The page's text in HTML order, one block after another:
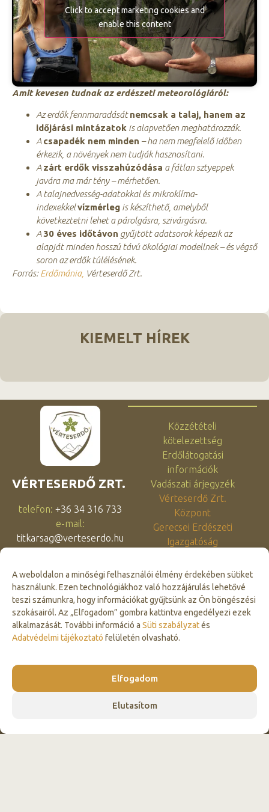
A weboldalon a minőségi felhasználói élmény érdekében sütiket
használunk. Ezen technológiákhoz való hozzájárulás lehetővé
teszi számunkra, hogy információkat gyűjtsünk az Ön böngészési
szokásairól. Az „Elfogadom” gombra kattintva engedélyezi ezek
alkalmazását. További információ a Süti szabályzatés
Adatvédelmi tájékoztató felületén olvasható.
Elfogadom
Elutasítom
Click to accept marketing cookies and
enable this content
Amit kevesen tudnak az erdészeti meteorológiáról:
Az erdők fennmaradásátnemcsak a talaj, hanem az
időjárási mintázatok is alapvetően meghatározzák.
Acsapadék nem minden – ha nem megfelelő időben
érkezik, a növények nem tudják hasznosítani.
Azárt erdők visszahúzódása a fátlan sztyeppek
javára ma már tény – mérhetően.
A talajnedvesség-adatokkal és mikroklíma-
indexekkelvízmérleg is készíthető, amelyből
következtetni lehet a párolgásra, szivárgásra.
A30 éves időtávon gyűjtött adatsorok képezik az
alapját minden hosszú távú ökológiai modellnek – és végső
soron az erdők túlélésének.
Forrás:Erdőmánia, Vérteserdő Zrt.
KIEMELT HÍREK
VÉRTESERDŐ ZRT.
telefon: +36 34 316 733
e-mail:
titkarsag@verteserdo.hu
KAPCSOLATFELVÉTEL
Közzétételi
kötelezettség
Erdőlátogatási
információk
Vadászati árjegyzék
Vérteserdő Zrt.
Központ
Gerecsei Erdészeti
Igazgatóság
Igazgatóság
Észak-Vértesi Erdészeti
Igazgatóság
Síkvidéki Erdészeti
Igazgatóság
Impresszum